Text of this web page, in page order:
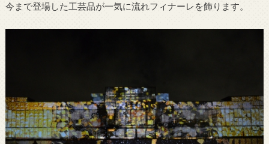
今まで登場した工芸品が一気に流れフィナーレを飾ります。